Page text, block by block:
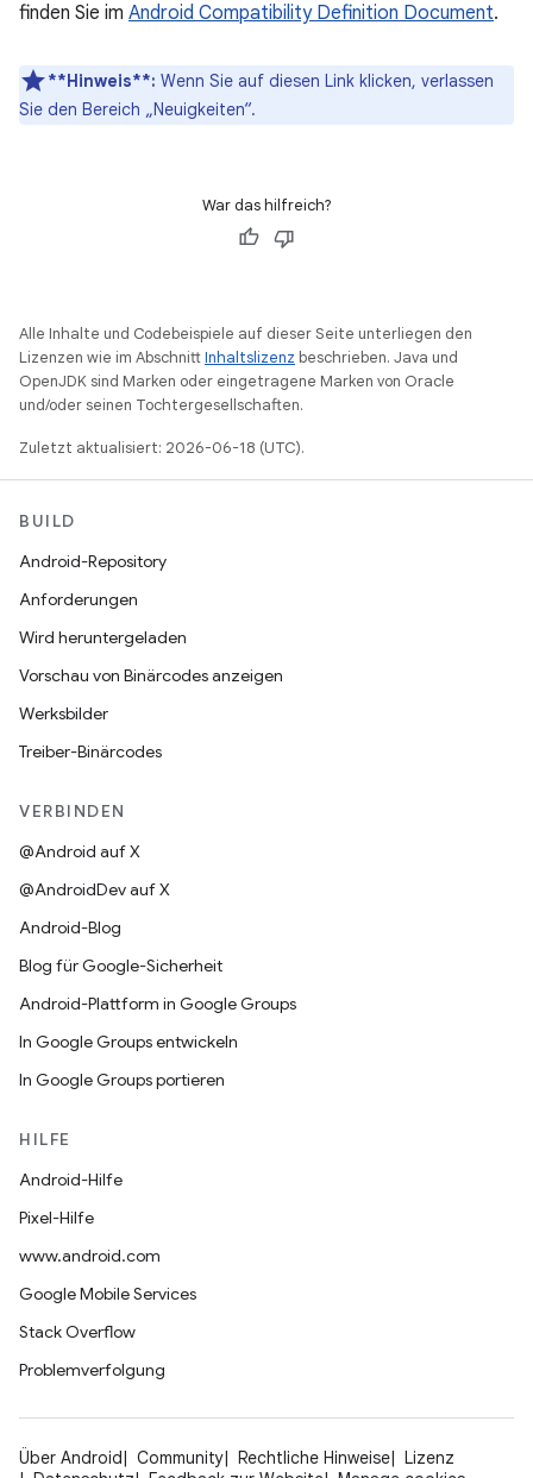
finden Sie im Android Compatibility Definition Document.
**Hinweis**: Wenn Sie auf diesen Link klicken, verlassen
Sie den Bereich „Neuigkeiten“.
War das hilfreich?
Alle Inhalte und Codebeispiele auf dieser Seite unterliegen den
Lizenzen wie im AbschnittInhaltslizenz beschrieben. Java und
OpenJDK sind Marken oder eingetragene Marken von Oracle
und/oder seinen Tochtergesellschaften.
Zuletzt aktualisiert: 2026-06-18 (UTC).
BUILD
Android-Repository
Anforderungen
Wird heruntergeladen
Vorschau von Binärcodes anzeigen
Werksbilder
Treiber-Binärcodes
VERBINDEN
@Android auf X
@AndroidDev auf X
Android-Blog
Blog für Google-Sicherheit
Android-Plattform in Google Groups
In Google Groups entwickeln
In Google Groups portieren
HILFE
Android-Hilfe
Pixel-Hilfe
www.android.com
Google Mobile Services
Stack Overflow
Problemverfolgung
Über Android Community Rechtliche Hinweise
Lizenz